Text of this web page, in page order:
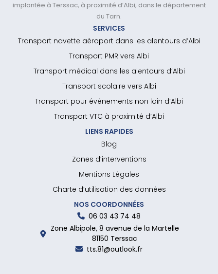
implantée à Terssac, à proximité d’Albi, dans le département
du Tarn.
SERVICES
Transport navette aéroport dans les alentours d’Albi
Transport PMR vers Albi
Transport médical dans les alentours d’Albi
Transport scolaire vers Albi
Transport pour événements non loin d’Albi
Transport VTC à proximité d’Albi
LIENS RAPIDES
Blog
Zones d’interventions
Mentions Légales
Charte d’utilisation des données
NOS COORDONNÉES
06 03 43 74 48
Zone Albipole, 8 avenue de la Martelle
81150 Terssac
tts.81@outlook.fr